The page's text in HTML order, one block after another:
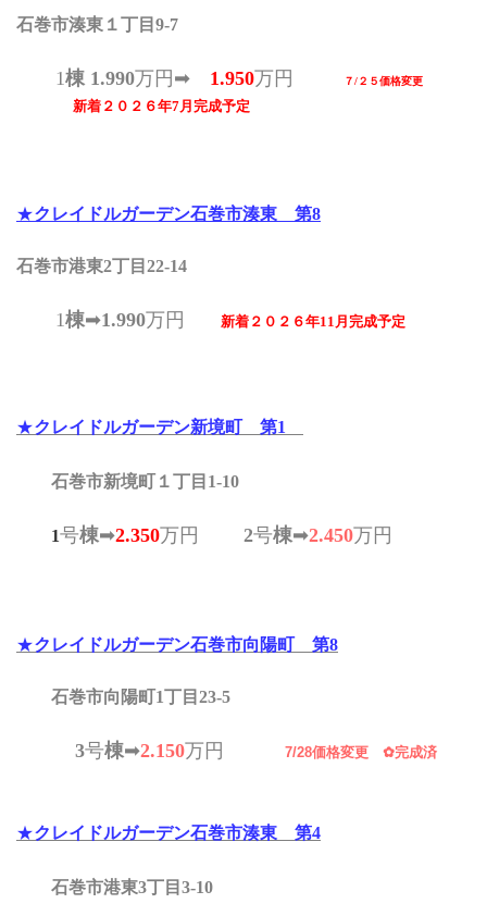
石巻市湊東１丁目9-7
1棟 1.990万円➡ 1.950万円 ７/２５価格変更
新着２０２６年7月完成予定
★クレイドルガーデン石巻市湊東 第8
石巻市港東2丁目22-14
1棟➡1.990万円 新着２０２６年11月完成予定
★クレイドルガーデン新境町 第1
石巻市新境町１丁目1-10
1号棟➡2.350万円 2号棟➡2.450万円
★クレイドルガーデン石巻市向陽町 第8
石巻市向陽町1丁目23-5
3号棟➡2.150万円 7/28価格変更 ✿完成済
★クレイドルガーデン石巻市湊東 第4
石巻市港東3丁目3-10